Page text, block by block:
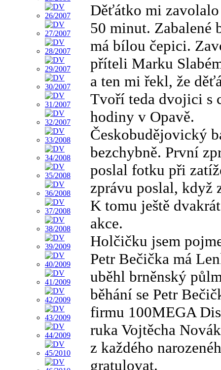
Děťátko mi
50 minut. Zabalené
má bílou čepici.
příteli Marku
a ten mi řekl, že
Tvoří teda dvojici s
hodiny v Opavě.
Českobudějovický
bezchybně. První
poslal fotku při
zprávu poslal, když
K tomu ještě
akce.
Holčičku jsem
Petr Bečička má
uběhl brněnský
běhání se Petr
firmu 100MEGA
ruka Vojtěcha
z každého
gratulovat.